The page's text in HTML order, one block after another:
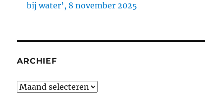
bij water’, 8 november 2025
ARCHIEF
Archief